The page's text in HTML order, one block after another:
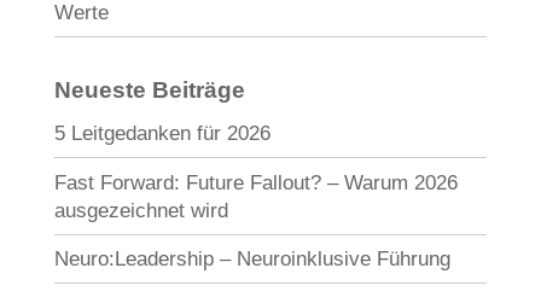
Werte
Neueste Beiträge
5 Leitgedanken für 2026
Fast Forward: Future Fallout? – Warum 2026
ausgezeichnet wird
Neuro:Leadership – Neuroinklusive Führung